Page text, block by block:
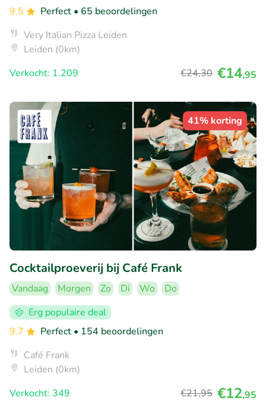
9.5
Perfect • 65 beoordelingen
Very Italian Pizza Leiden
Leiden (0km)
Verkocht: 1.209
€24,30 €14,95
41% korting
Cocktailproeverij bij Café Frank
Vandaag Morgen Zo Di Wo
Do
Erg populaire deal
9.7
Perfect • 154 beoordelingen
Café Frank
Leiden (0km)
Verkocht: 349
€21,95 €12,95